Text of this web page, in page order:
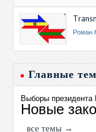
Роман
Главные
Выборы
Новые
все темы →